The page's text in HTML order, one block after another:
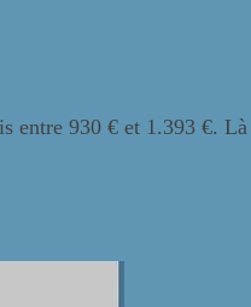
entre 930 € et 1.393 €. Là